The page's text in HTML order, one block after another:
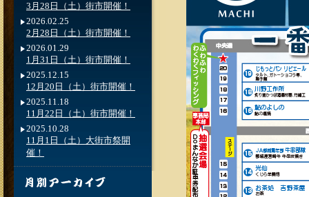
3月28日（土）街市開催！
2026.02.25
2月28日（土）街市開催！
2026.01.29
1月31日（土）街市開催！
2025.12.15
12月20日（土）街市開催！
2025.11.18
11月22日（土）街市開催！
2025.10.28
11月1日（土）大街市祭開
催！